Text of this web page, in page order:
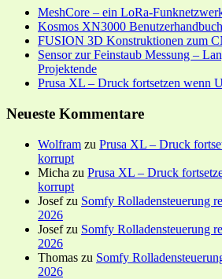
MeshCore – ein LoRa-
Kosmos XN3000 Benutzerhandbuch
FUSION 3D Konstruktionen zum
Sensor zur Feinstaub Messung –
Projektende
Prusa XL – Druck fortsetzen wenn
Neueste Kommentare
Wolfram zu Prusa XL – Druck
korrupt
Micha zu Prusa XL – Druck
korrupt
Josefzu Somfy Rolladensteuerung
2026
Josefzu Somfy Rolladensteuerung
2026
Thomas zu Somfy
2026